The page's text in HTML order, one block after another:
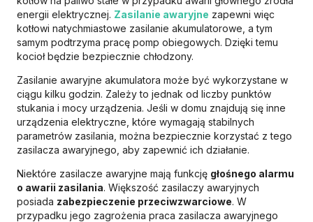
energii elektrycznej. Zasilanie awaryjne zapewni więc
kotłowi natychmiastowe zasilanie akumulatorowe, a tym
samym podtrzyma pracę pomp obiegowych. Dzięki temu
kocioł będzie bezpiecznie chłodzony.
Zasilanie awaryjne akumulatora może być wykorzystane w
ciągu kilku godzin. Zależy to jednak od liczby punktów
stukania i mocy urządzenia. Jeśli w domu znajdują się inne
urządzenia elektryczne, które wymagają stabilnych
parametrów zasilania, można bezpiecznie korzystać z tego
zasilacza awaryjnego, aby zapewnić ich działanie.
Niektóre zasilacze awaryjne mają funkcję głośnego alarmu
o awarii zasilania. Większość zasilaczy awaryjnych
posiada zabezpieczenie przeciwzwarciowe. W
przypadku jego zagrożenia praca zasilacza awaryjnego